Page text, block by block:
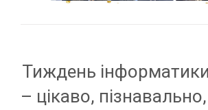
Тиждень
– цікаво, пізнавально,